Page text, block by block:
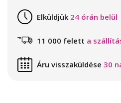
Elküldjük 24 órán belül
11 000 felett a
Áru visszaküldése 30